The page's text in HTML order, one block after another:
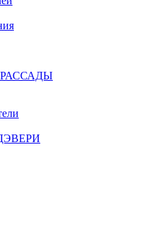
РАССАДЫ
ДЭВЕРИ